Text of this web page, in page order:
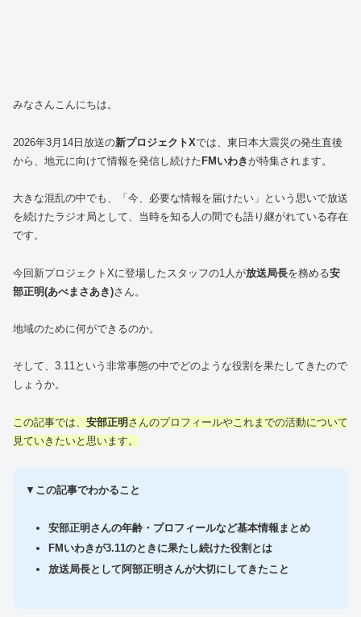
みなさんこんにちは。
2026年3月14日放送の新プロジェクトXでは、東日本大震災の発生直後
から、地元に向けて情報を発信し続けた FMいわきが特集されます。
大きな混乱の中でも、「今、必要な情報を届けたい」という思いで放送
を続けたラジオ局として、当時を知る人の間でも語り継がれている存在
です。
今回新プロジェクトXに登場したスタッフの1人が放送局長を務める安
部正明(あべまさあき)さん。
地域のために何ができるのか。
そして、3.11という非常事態の中でどのような役割を果たしてきたので
しょうか。
この記事では、 安部正明さんのプロフィールやこれまでの活動について
見ていきたいと思います。
▼ この記事でわかること
安部正明さんの年齢・プロフィールなど基本情報まとめ
FMいわきが3.11のときに果たし続けた役割とは
放送局長として阿部正明さんが大切にしてきたこと